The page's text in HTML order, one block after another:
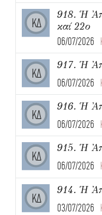
ΚΔ
918. Ἡ
καί 22ο
06/07/2026
ΚΔ
917. Ἡ
06/07/2026
ΚΔ
916. Ἡ
06/07/2026
ΚΔ
915. Ἡ
06/07/2026
ΚΔ
914. Ἡ
03/07/2026